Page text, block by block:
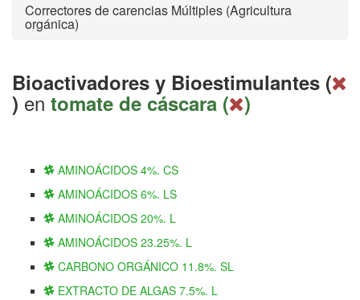
Correctores de carencias Múltiples (Agricultura
orgánica)
Bioactivadores y Bioestimulantes (
) en tomate de cáscara ( )
AMINOÁCIDOS 4%. CS
AMINOÁCIDOS 6%. LS
AMINOÁCIDOS 20%. L
AMINOÁCIDOS 23.25%. L
CARBONO ORGÁNICO 11.8%. SL
EXTRACTO DE ALGAS 7.5%. L